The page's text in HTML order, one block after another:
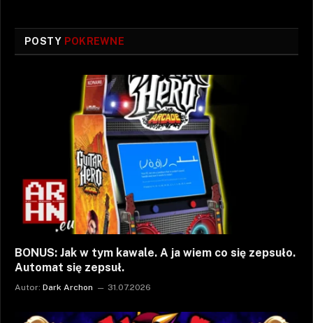
POSTY POKREWNE
BONUS: Jak w tym kawale. A ja wiem co się zepsuło.
Automat się zepsuł.
Autor: Dark Archon 31.07.2026